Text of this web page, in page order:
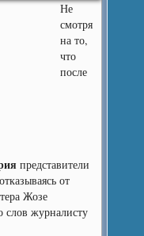
Не
смотря
на то,
что
после
представители
от
Жозе
слов журналисту